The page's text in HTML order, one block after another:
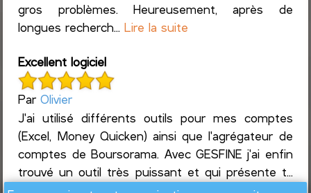
gros problèmes. Heureusement, après de
longues recherch...Lire la suite
Excellent logiciel
ParOlivier
J'ai utilisé différents outils pour mes comptes
(Excel, Money Quicken) ainsi que l'agrégateur de
comptes de Boursorama. Avec GESFINE j'ai enfin
trouvé un outil très puissant et qui présente t...
Lire la suite